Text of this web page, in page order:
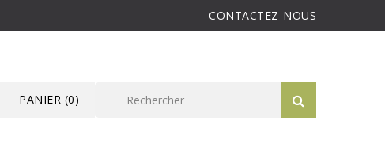
CONTACTEZ-NOUS
PANIER (0)